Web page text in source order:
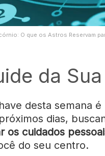
O que os Astros Reservam
da
desta semana é
dias,
os cuidados
do seu centro.